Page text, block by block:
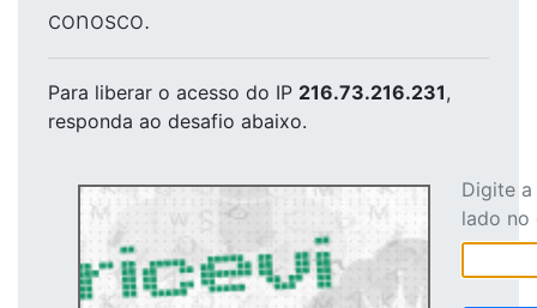
conosco.
Para liberar o acesso do IP 216.73.216.231,
responda ao desafio abaixo.
Digite
lado no